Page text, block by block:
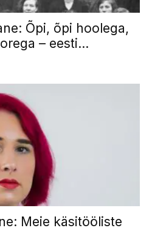
Õpi, õpi hoolega,
– eesti...
Meie käsitööliste